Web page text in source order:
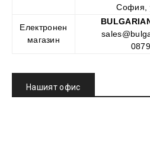
София,
Електронен
магазин
Нашият офис